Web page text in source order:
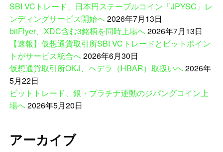
SBI VCトレード、日本円ステーブルコイン「JPYSC」レ
ンディングサービス開始へ2026年7月13日
bitFlyer、XDC含む3銘柄を同時上場へ2026年7月13日
【速報】仮想通貨取引所SBI VCトレードとビットポイン
トがサービス統合へ2026年6月30日
仮想通貨取引所OKJ、ヘデラ（HBAR）取扱いへ2026年
5月22日
ビットトレード、銀・プラチナ連動のジパングコイン上
場へ2026年5月20日
アーカイブ